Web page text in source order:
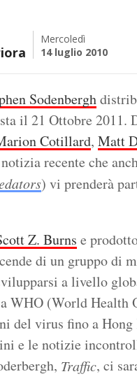
Mercoledì
14 luglio 2010
Sodenbergh
il 21 Ottobre 2011.
Cotillard, Matt
recente che
) vi prenderà
Z. Burns e
di un gruppo di
a livello
WHO (World Health
del virus fino a Hong
e le notizie
Traffic, ci